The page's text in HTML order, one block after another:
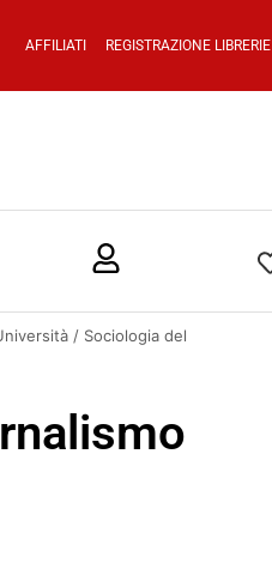
AFFILIATI REGISTRAZIONE LIBRERIE
/ Sociologia del